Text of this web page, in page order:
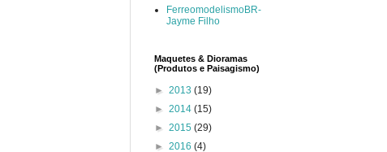
FerreomodelismoBR-
Jayme Filho
Maquetes & Dioramas
(Produtos e Paisagismo)
► 2013 (19)
► 2014 (15)
► 2015 (29)
► 2016 (4)